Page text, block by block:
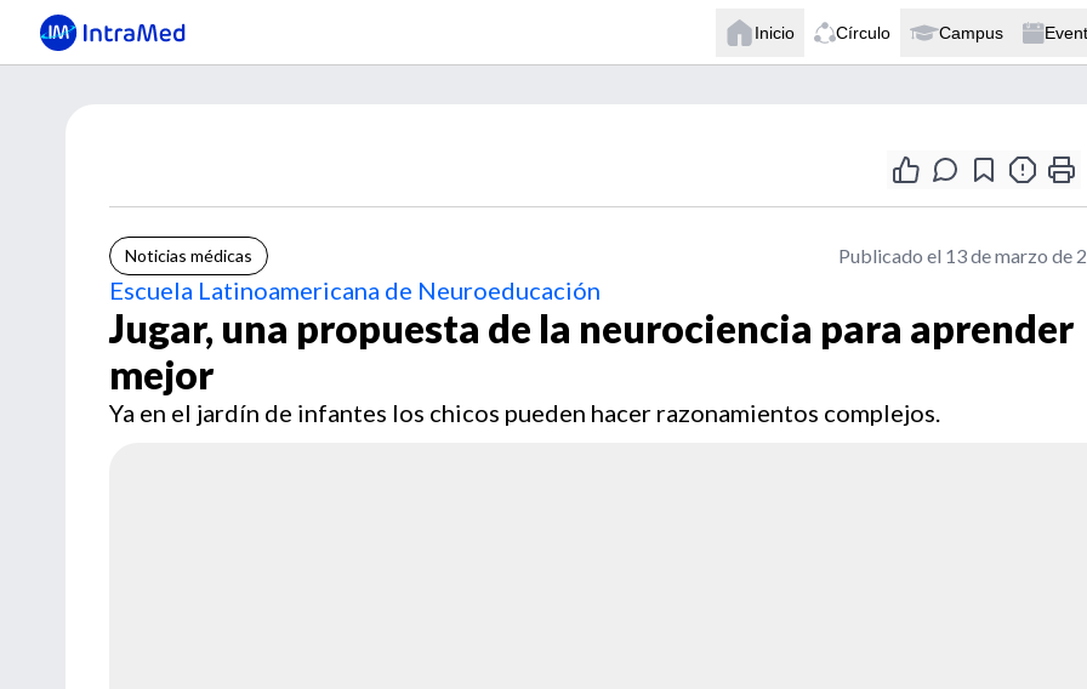
Inicio Círculo Campus
Noticias médicas Publicado el 13 de marzo de
Escuela Latinoamericana de Neuroeducación
Jugar, una propuesta de la neurociencia para aprender
mejor
Ya en el jardín de infantes los chicos pueden hacer razonamientos complejos.